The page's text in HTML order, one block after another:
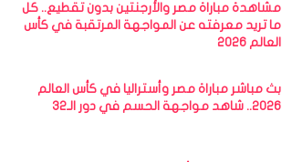
مشاهدة مباراة مصر والأرجنتين بدون تقطيع.. كل
ما تريد معرفته عن المواجهة المرتقبة في كأس
العالم 2026
بث مباشر مباراة مصر وأستراليا في كأس العالم
2026.. شاهد مواجهة الحسم في دور الـ32